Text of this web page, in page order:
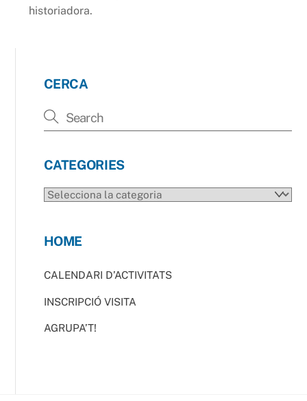
historiadora.
CERCA
CATEGORIES
CATEGORIES
HOME
CALENDARI D’ACTIVITATS
INSCRIPCIÓ VISITA
AGRUPA’T!